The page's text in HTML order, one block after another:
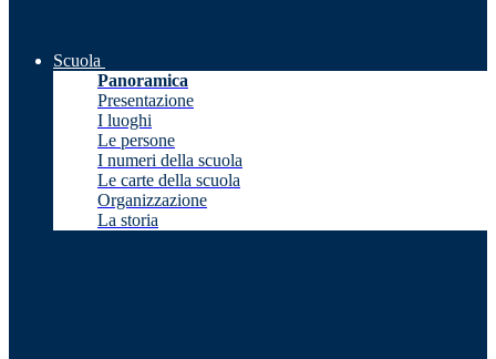
Scuola
Panoramica
Presentazione
I luoghi
Le persone
I numeri della scuola
Le carte della scuola
Organizzazione
La storia